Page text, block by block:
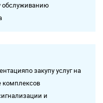
обслуживанию
закупу услуг на
комплексов
и